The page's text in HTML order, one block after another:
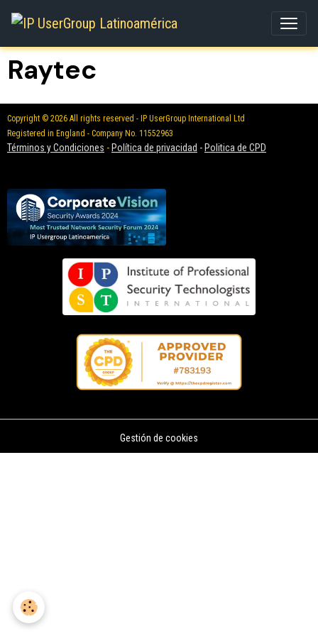
Raytec
Copyright © 2026 All rights reserved - IP UserGroup International Ltd
Registered in England - Company No. 11552963
Términos y Condiciones - Política de privacidad - Politica de CPD
Gestión de cookies